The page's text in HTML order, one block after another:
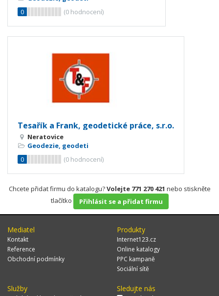
0
(0 hodnocení)
Tesařík a Frank, geodetické práce, s.r.o.
Neratovice
Geodezie, geodeti
0
(0 hodnocení)
Chcete přidat firmu do katalogu?Volejte 771 270 421 nebo stiskněte
tlačítko
Přihlásit se a přidat firmu
Mediatel
Kontakt
Reference
Obchodní podmínky
Produkty
Internet123.cz
Online katalogy
PPC kampaně
Sociální sítě
Služby Sledujte nás